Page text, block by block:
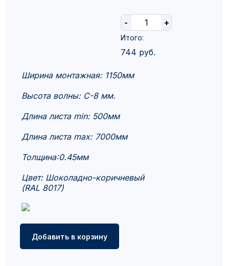
- +
Итого:
744 руб.
Ширина монтажная: 1150мм
Высота волны: C-8 мм.
Длина листа min: 500мм
Длина листа max: 7000мм
Толщина:0.45мм
Цвет: Шоколадно-коричневый
(RAL 8017)
Добавить в корзину